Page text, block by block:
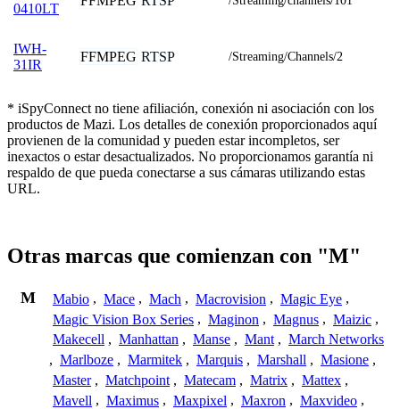
0410LT
IWH-
31IR
FFMPEG RTSP /Streaming/Channels/2
* iSpyConnect no tiene afiliación, conexión ni asociación con los
productos de Mazi. Los detalles de conexión proporcionados aquí
provienen de la comunidad y pueden estar incompletos, ser
inexactos o estar desactualizados. No proporcionamos garantía ni
respaldo de que pueda conectarse a sus cámaras utilizando estas
URL.
Otras marcas que comienzan con "M"
M Mabio , Mace , Mach , Macrovision , Magic Eye ,
Magic Vision Box Series , Maginon , Magnus , Maizic ,
Makecell , Manhattan , Manse , Mant , March Networks
, Marlboze , Marmitek , Marquis , Marshall , Masione ,
Master , Matchpoint , Matecam , Matrix , Mattex ,
Mavell , Maximus , Maxpixel , Maxron , Maxvideo ,